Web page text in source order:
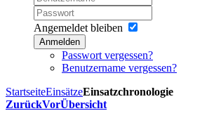
Angemeldet bleiben
Anmelden
Passwort vergessen?
Benutzername vergessen?
StartseiteEinsätzeEinsatzchronologie
ZurückVorÜbersicht